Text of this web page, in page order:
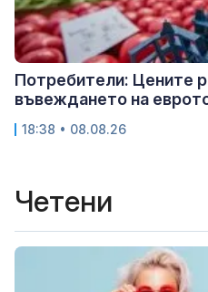
Потребители: Цените
въвеждането на
18:38 • 08.08.26
Четени